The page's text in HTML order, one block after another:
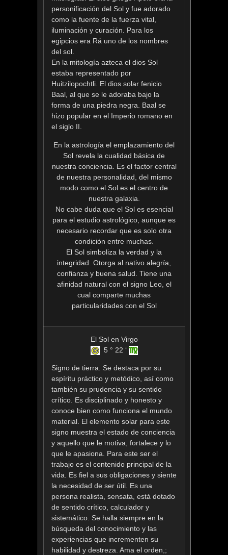
personificación del Sol y fue adorado
como la fuente de la fuerza vital,
iluminación y curación. Para los
egipcios era Rá uno de los nombres
del sol.
En la mitología azteca el dios Sol
estaba representado por
Huitzilopochtli. El dios solar fenicio
Baal, al que se le adoraba bajo la
forma de una piedra negra. Baal se
hizo popular en el Imperio romano en
el siglo II.
En la astrología el emplazamiento del
Sol revela la cualidad básica de
nuestra conciencia. Es el factor central
de nuestra personalidad, del mismo
modo como el Sol es el centro de
nuestra galaxia.
No cabe duda que el Sol es esencial
para el estudio astrológico, aunque es
necesario recordar que es solo otra
condición entre muchas.
El Sol simboliza la verdad y la
integridad. Otorga al nativo alegría,
confianza y buena salud. Tiene una
afinidad natural con el signo Leo, el
cual comparte muchas
particularidades con el Sol
El Sol en Virgo
5 ° 22 ‘
Signo de tierra. Se destaca por su
espíritu práctico y metódico, así como
también su prudencia y su sentido
crítico. Es disciplinado y honesto y
conoce bien como funciona el mundo
material. El elemento solar para este
signo muestra el estado de conciencia
y aquello que le motiva, fortalece y lo
que le apasiona. Para este ser el
trabajo es el contenido principal de la
vida. Es fiel a sus obligaciones y siente
la necesidad de ser útil. Es una
persona realista, sensata, está dotado
de sentido crítico, calculador y
sistemático. Se halla siempre en la
búsqueda del conocimiento y las
experiencias que incrementen su
habilidad y destreza. Ama el orden,;